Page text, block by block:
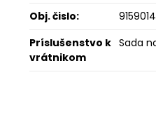
Obj. čislo:
Príslušenstvo k
vrátnikom
Sada